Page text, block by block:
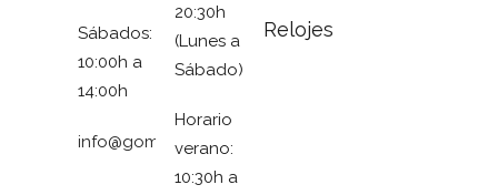
Sábados:
10:00h a
14:00h
info@gomezymolina.com
20:30h
(Lunes a
Sábado)
Horario
verano:
10:30h a
Relojes